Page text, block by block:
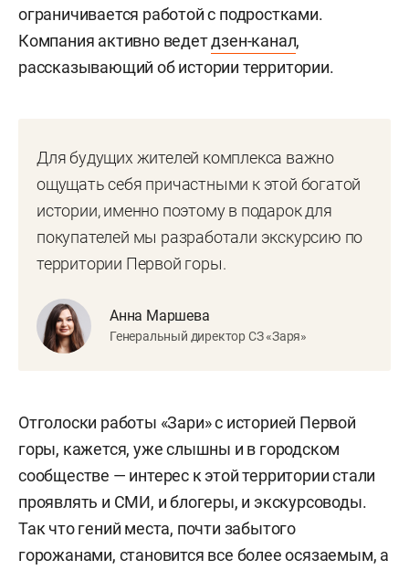
ограничивается работой с подростками.
Компания активно ведетдзен-канал,
рассказывающий об истории территории.
Для будущих жителей комплекса важно
ощущать себя причастными к этой богатой
истории, именно поэтому в подарок для
покупателей мы разработали экскурсию по
территории Первой горы.
Анна Маршева
Генеральный директор СЗ «Заря»
Отголоски работы «Зари» с историей Первой
горы, кажется, уже слышны и в городском
сообществе — интерес к этой территории стали
проявлять и СМИ, и блогеры, и экскурсоводы.
Так что гений места, почти забытого
горожанами, становится все более осязаемым, а